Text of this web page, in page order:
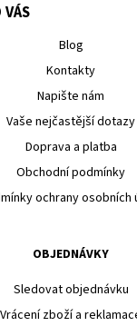
Blog
Kontakty
Napište nám
Vaše nejčastější dotazy
Doprava a platba
Obchodní podmínky
ochrany osobních
OBJEDNÁVKY
Sledovat objednávku
Vrácení zboží a